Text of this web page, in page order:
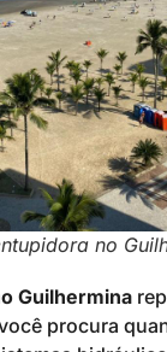
no
Guilhermina
procura